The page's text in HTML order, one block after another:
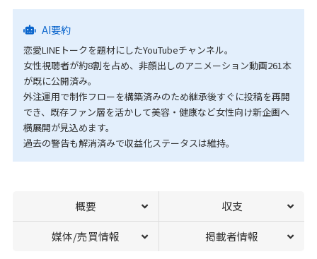
AI要約
恋愛LINEトークを題材にしたYouTubeチャンネル。
女性視聴者が約8割を占め、非顔出しのアニメーション動画261本
が既に公開済み。
外注運用で制作フローを構築済みのため継承後すぐに投稿を再開
でき、既存ファン層を活かして美容・健康など女性向け新企画へ
横展開が見込めます。
過去の警告も解消済みで収益化ステータスは維持。
概要 収支
媒体/売買情報 掲載者情報